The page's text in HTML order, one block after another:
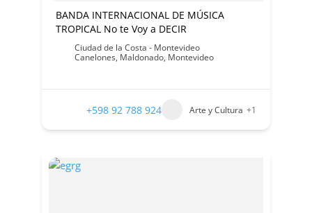
BANDA INTERNACIONAL DE MÚSICA
TROPICAL No te Voy a DECIR
Ciudad de la Costa - Montevideo
Canelones, Maldonado, Montevideo
+598 92 788 924 Arte y Cultura +1